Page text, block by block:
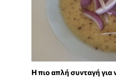
Η πιο απλή συνταγή για